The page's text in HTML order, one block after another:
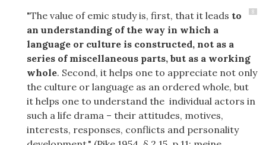
8
"The value of emic study is, first, that it leads to
an understanding of the way in which a
language or culture is constructed, not as a
series of miscellaneous parts, but as a working
whole. Second, it helps one to appreciate not only
the culture or language as an ordered whole, but
it helps one to understand the individual actors in
such a life drama – their attitudes, motives,
interests, responses, conflicts and personality